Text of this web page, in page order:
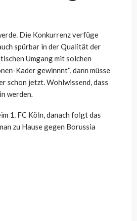
Die Konkurrenz verfüge
spürbar in der Qualität der
Umgang mit solchen
Kader gewinnnt“, dann müsse
schon jetzt. Wohlwissend, dass
werden.
1. FC Köln, danach folgt das
zu Hause gegen Borussia